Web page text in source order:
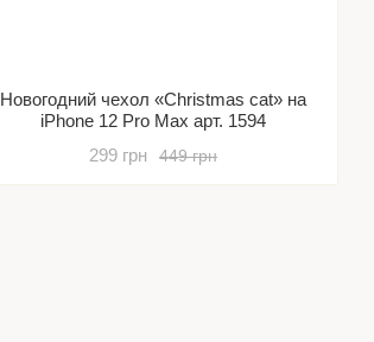
Новогодний чехол «Christmas cat» на
iPhone 12 Pro Max арт. 1594
449 грн
299 грн